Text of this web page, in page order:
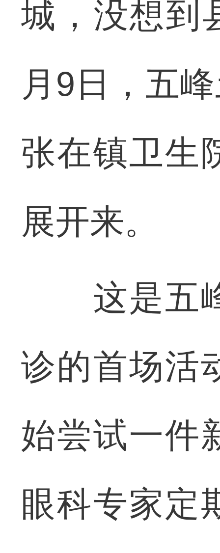
城，没想到
月9日，五
张在镇卫生
展开来。
这是五峰
诊的首场活
始尝试一件
眼科专家定